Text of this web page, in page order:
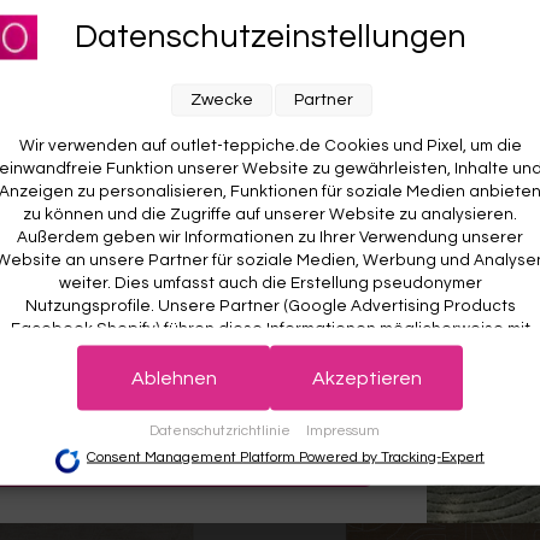
Braun Beige "Vintage
Vintage"
Ab €119,00
Datenschutzeinstellungen
Wir verwenden auf outlet-teppiche.de Cookies und Pixel, um die
einwandfreie Funktion unserer Website zu gewährleisten, Inhalte und
Anzeigen zu personalisieren, Funktionen für soziale Medien anbieten
zu können und die Zugriffe auf unserer Website zu analysieren.
Außerdem geben wir Informationen zu Ihrer Verwendung unserer
an unsere Partner für soziale Medien, Werbung und
weiter. Dies umfasst auch die Erstellung pseudonymer
Nutzungsprofile. Unsere Partner (Google Advertising Products
Facebook Shopify) führen diese Informationen möglicherweise mit
weiteren Daten zusammen, die Sie ihnen bereitgestellt haben (bspw.
anhand eines persönlichen Accounts) oder welche sie im Rahmen
können Sie jederzeit widerrufen, indem Sie auf den Datenschutz-
Button links unten klicken und dort die entsprechenden Anpassungen
vornehmen.
Datenschutzrichtlinie Impressum
Zwecke Partner
Ablehnen Akzeptieren
Consent Management Platform Powered by Tracking-Expert
unseren Newsletter an und sichere dir
AUF DEINE
BESTELLUNG! 😍
Deine Daten werden sicher gespeichert und gemäß unserer
Der Willkommensrabatt ist nur einmal pro Kunde gültig – auch bei
Anmeldung wird kein weiterer Code vergeben.
JETZT ANMELDEN